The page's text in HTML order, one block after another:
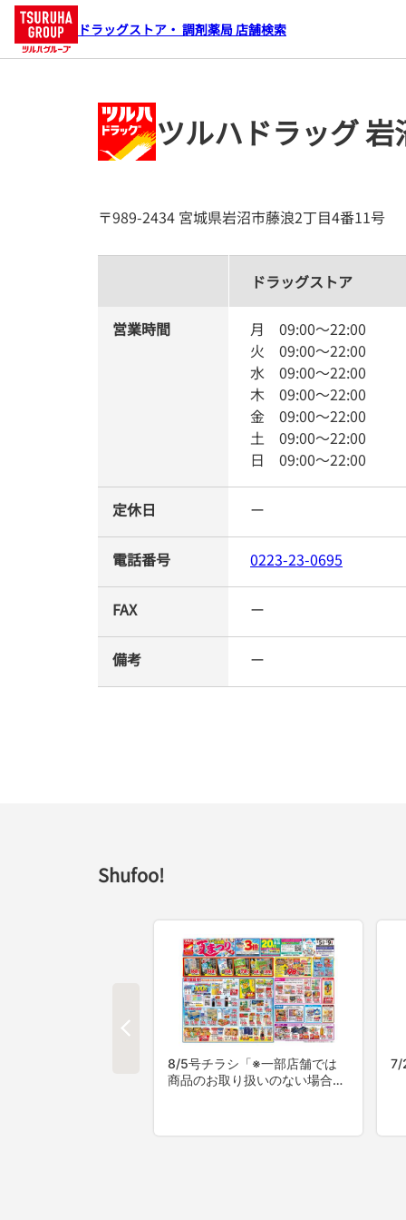
ドラッグストア・ 調剤薬局 店舗検索
ツルハドラッグ 岩
〒989-2434 宮城県岩沼市藤浪2丁目4番11号
Shufoo!
ドラッグストア
営業時間 月 09:00～22:00
火 09:00～22:00
水 09:00～22:00
木 09:00～22:00
金 09:00～22:00
土 09:00～22:00
日 09:00～22:00
定休日 ー
電話番号 0223-23-0695
FAX ー
備考 ー